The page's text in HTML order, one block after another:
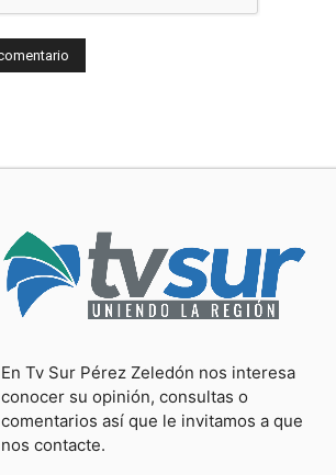
En Tv Sur Pérez Zeledón nos interesa
conocer su opinión, consultas o
comentarios así que le invitamos a que
nos contacte.